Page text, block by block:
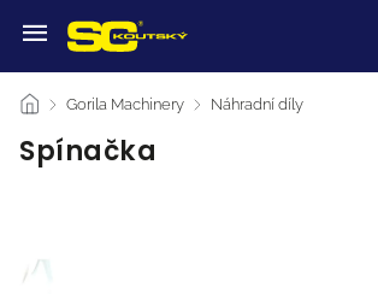
/ Gorila Machinery / Náhradní díly
Spínačka